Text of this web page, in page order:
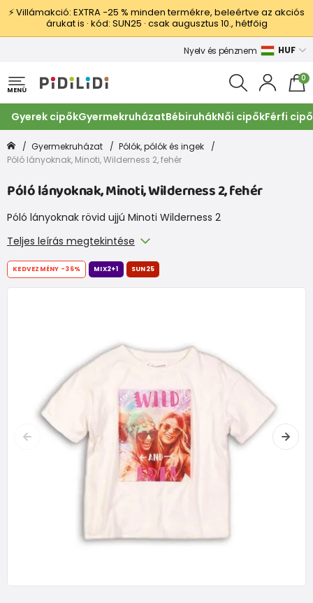
⚡ Villámakció: EXTRA −25 % minden termékre, beleértve az akciós
árukat is · kód: SUN25 · csak augusztus 10., hétfőig
Nyelv és pénznem HUF
MENÜ
0
Gyerek cipőkGyermekruházatBébiruhákNői cipőkFérfi
Gyermekruházat
Pólók, pólók és ingek
Póló lányoknak, Minoti, Wilderness 2, fehér
Póló lányoknak, Minoti, Wilderness 2, fehér
Póló lányoknak rövid ujjú Minoti Wilderness 2
Teljes leírás megtekintése
KEDVEZMÉNY -36% MIX2+1 SUN25